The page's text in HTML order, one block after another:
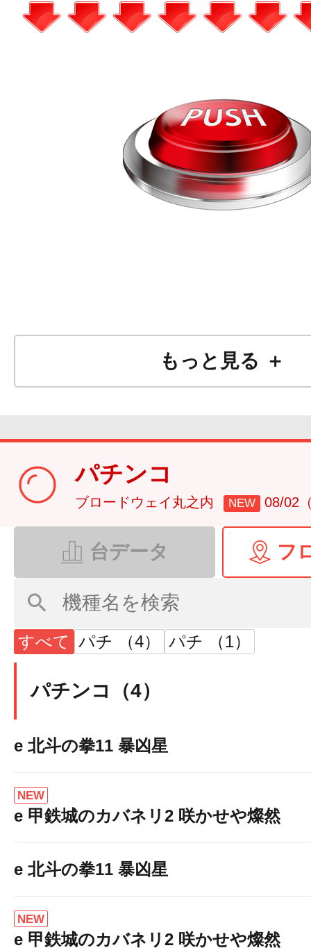
もっと見る ＋
パチンコ
ブロードウェイ丸之内 NEW 08/02
台データ フ
すべて パチ （4） パチ （1）
パチンコ（4）
e 北斗の拳11 暴凶星
NEW
e 甲鉄城のカバネリ2 咲かせや燦然
e 北斗の拳11 暴凶星
NEW
e 甲鉄城のカバネリ2 咲かせや燦然